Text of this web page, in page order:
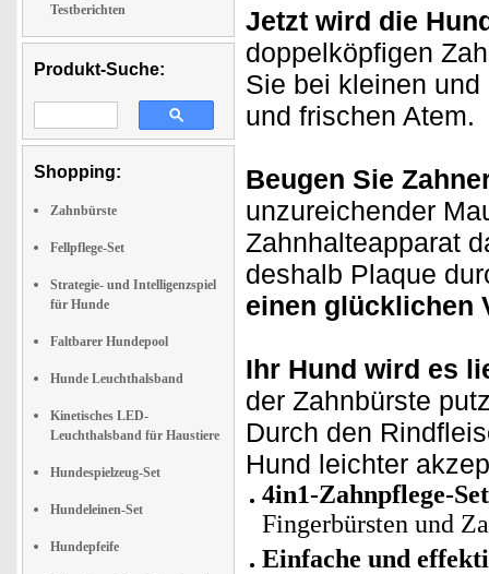
Testberichten
Produkt-Suche:
Shopping:
Zahnbürste
Fellpflege-Set
Strategie- und Intelligenzspiel
für Hunde
Faltbarer Hundepool
Hunde Leuchthalsband
Kinetisches LED-
Leuchthalsband für Haustiere
Hundespielzeug-Set
Hundeleinen-Set
Hundepfeife
Jetzt wird die
doppelköpfigen
Sie bei kleinen
und frischen Atem.
Beugen Sie
unzureichender
Zahnhalteapparat
deshalb Plaque
einen glücklichen
Ihr Hund wird es
der Zahnbürste
Durch den
Hund leichter
4in1-Zahnpflege-
Fingerbürsten und
Einfache und